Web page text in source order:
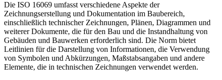
Die ISO 16069 umfasst verschiedene Aspekte der
Zeichnungserstellung und Dokumentation im Baubereich,
einschließlich technischer Zeichnungen, Plänen, Diagrammen und
weiterer Dokumente, die für den Bau und die Instandhaltung von
Gebäuden und Bauwerken erforderlich sind. Die Norm bietet
Leitlinien für die Darstellung von Informationen, die Verwendung
von Symbolen und Abkürzungen, Maßstabsangaben und andere
Elemente, die in technischen Zeichnungen verwendet werden.